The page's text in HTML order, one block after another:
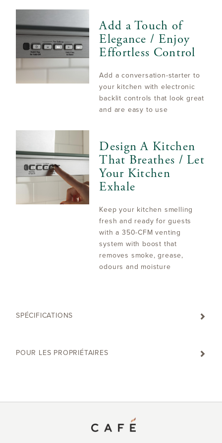
Add a Touch of
Elegance / Enjoy
Effortless Control
Add a conversation-starter to
your kitchen with electronic
backlit controls that look great
and are easy to use
Design A Kitchen
That Breathes / Let
Your Kitchen
Exhale
Keep your kitchen smelling
fresh and ready for guests
with a 350-CFM venting
system with boost that
removes smoke, grease,
odours and moisture
SPÉCIFICATIONS
POUR LES PROPRIÉTAIRES